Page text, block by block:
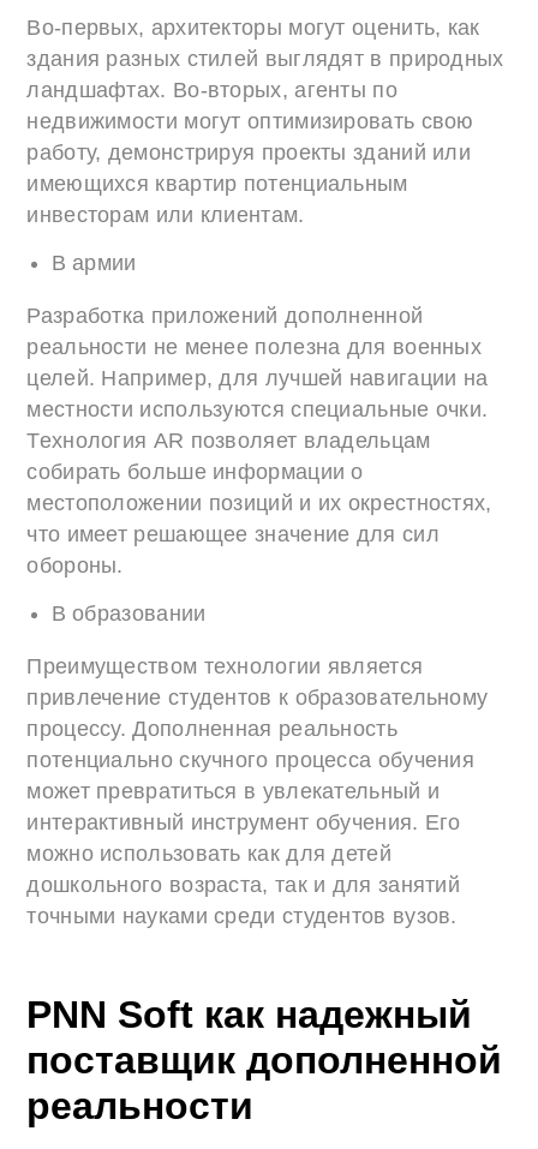
Во-первых, архитекторы могут оценить, как
здания разных стилей выглядят в природных
ландшафтах. Во-вторых, агенты по
недвижимости могут оптимизировать свою
работу, демонстрируя проекты зданий или
имеющихся квартир потенциальным
инвесторам или клиентам.
В армии
Разработка приложений дополненной
реальности не менее полезна для военных
целей. Например, для лучшей навигации на
местности используются специальные очки.
Технология AR позволяет владельцам
собирать больше информации о
местоположении позиций и их окрестностях,
что имеет решающее значение для сил
обороны.
В образовании
Преимуществом технологии является
привлечение студентов к образовательному
процессу. Дополненная реальность
потенциально скучного процесса обучения
может превратиться в увлекательный и
интерактивный инструмент обучения. Его
можно использовать как для детей
дошкольного возраста, так и для занятий
точными науками среди студентов вузов.
PNN Soft как надежный
поставщик дополненной
реальности